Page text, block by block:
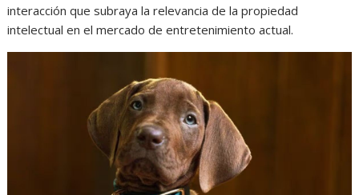
interacción que subraya la relevancia de la propiedad
intelectual en el mercado de entretenimiento actual.